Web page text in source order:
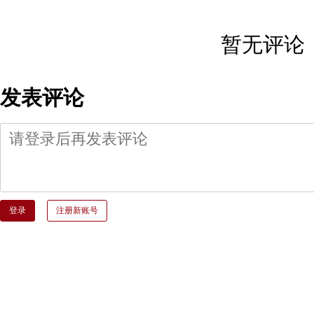
暂无评论
发表评论
登录 注册新账号